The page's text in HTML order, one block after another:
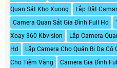
Quan Sát Kho Xuong
Lắp Đặt
Camera Quan Sát Gia Đình Full Hd
Xoay 360 Kbvision
Lắp Camera
Hd
Lắp Camera Cho Quán Bi Da Có
Cho Tiệm Vàng
Camera Gia Đình